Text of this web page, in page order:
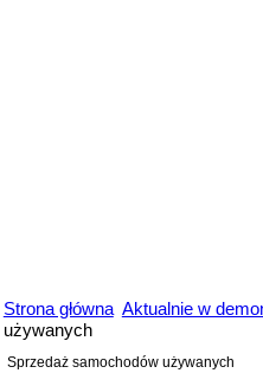
Strona główna Aktualnie w
używanych
Sprzedaż samochodów używanych